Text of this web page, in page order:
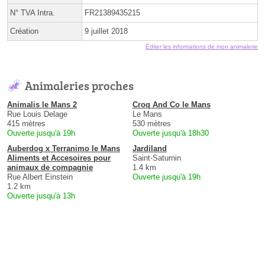
N° TVA Intra. FR21389435215
Création 9 juillet 2018
Éditer les informations de mon animalerie
Animaleries proches
Animalis le Mans 2
Rue Louis Delage
415 mètres
Ouverte jusqu'à 19h
Croq And Co le Mans
Le Mans
530 mètres
Ouverte jusqu'à 18h30
Auberdog x Terranimo le Mans
Aliments et Accesoires pour
animaux de compagnie
Rue Albert Einstein
1.2 km
Ouverte jusqu'à 13h
Jardiland
Saint-Saturnin
1.4 km
Ouverte jusqu'à 19h